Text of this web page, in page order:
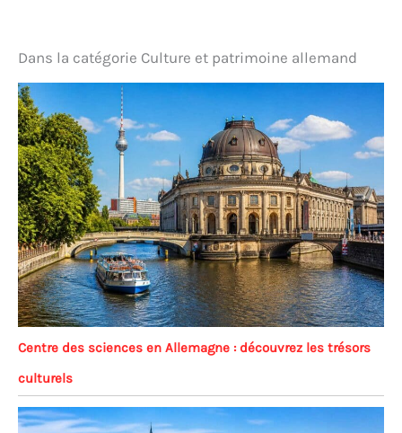
Dans la catégorie Culture et patrimoine allemand
Centre des sciences en Allemagne : découvrez les trésors
culturels